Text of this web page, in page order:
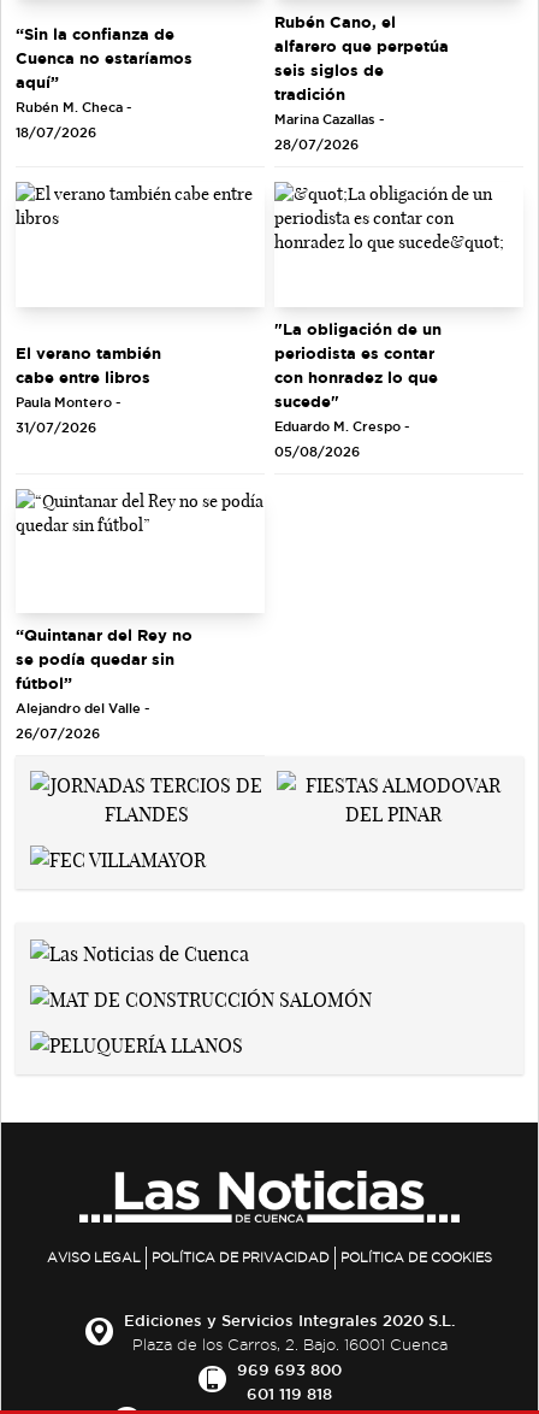
“Sin la confianza de
Cuenca no estaríamos
aquí”
Rubén M. Checa -
18/07/2026
Rubén Cano, el
alfarero que perpetúa
seis siglos de
tradición
Marina Cazallas -
28/07/2026
El verano también
cabe entre libros
Paula Montero -
31/07/2026
"La obligación de un
periodista es contar
con honradez lo que
sucede"
Eduardo M. Crespo -
05/08/2026
“Quintanar del Rey no
se podía quedar sin
fútbol”
Alejandro del Valle -
26/07/2026
AVISO LEGAL POLÍTICA DE PRIVACIDAD POLÍTICA DE COOKIES
Ediciones y Servicios Integrales 2020 S.L.
Plaza de los Carros, 2. Bajo. 16001 Cuenca
969 693 800
601 119 818